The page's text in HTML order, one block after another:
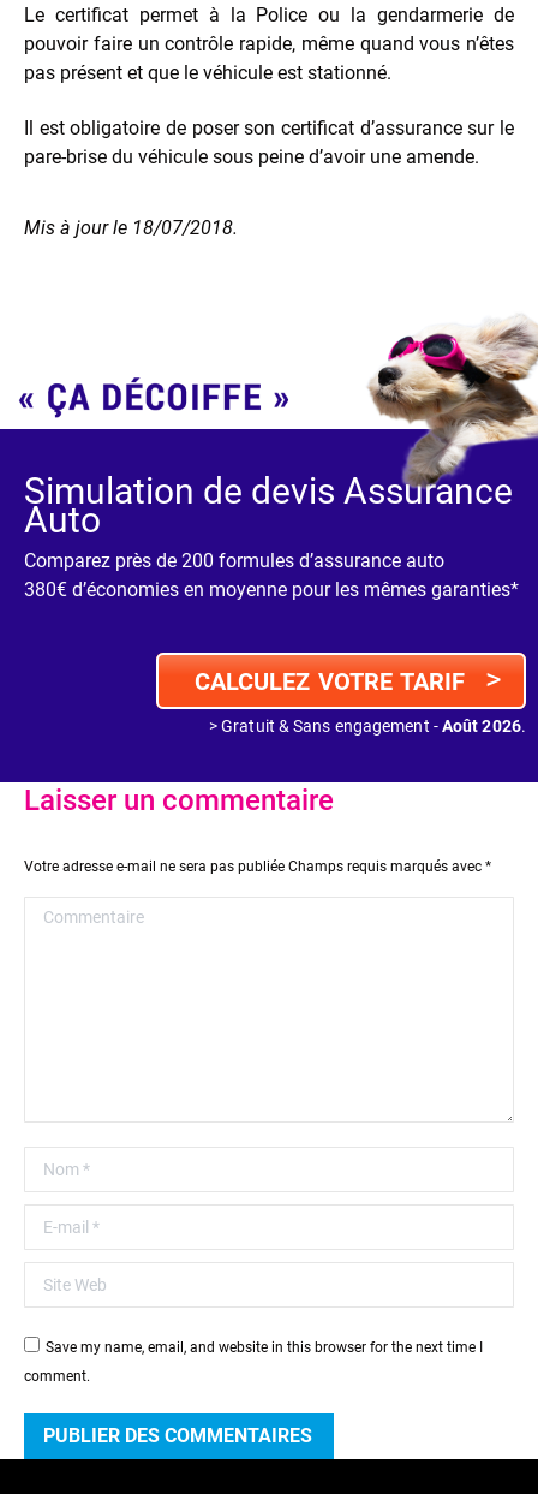
Le certificat permet à la Police ou la gendarmerie de
pouvoir faire un contrôle rapide, même quand vous n’êtes
pas présent et que le véhicule est stationné.
Il est obligatoire de poser son certificat d’assurance sur le
pare-brise du véhicule sous peine d’avoir une amende.
Mis à jour le 18/07/2018.
Simulation de devis Assurance
Auto
Comparez près de 200 formules d’assurance auto
380€ d’économies en moyenne pour les mêmes garanties*
CALCULEZ VOTRE TARIF >
> Gratuit & Sans engagement -Août 2026.
Laisser un commentaire
Votre adresse e-mail ne sera pas publiée Champs requis marqués avec *
Commentaire
Nom *
E-mail *
Site Web
Save my name, email, and website in this browser for the next time I
comment.
PUBLIER DES COMMENTAIRES